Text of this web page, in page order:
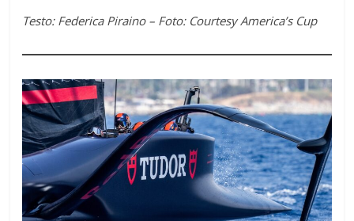
Testo: Federica Piraino – Foto: Courtesy America’s Cup